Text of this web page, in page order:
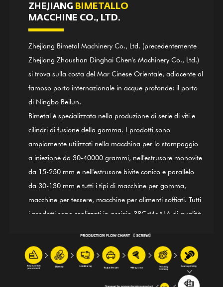
ZHEJIANG BIMETALLO
MACCHINE CO., LTD.
Zhejiang Bimetal Machinery Co., Ltd. (precedentemente
Zhejiang Zhoushan Dinghai Chen's Machinery Co., Ltd.)
si trova sulla costa del Mar Cinese Orientale, adiacente al
famoso porto internazionale in acque profonde: il porto
di Ningbo Beilun.
Bimetal è specializzata nella produzione di serie di viti e
cilindri di fusione della gomma. I prodotti sono
ampiamente utilizzati nella macchina per lo stampaggio
a iniezione da 30-40000 grammi, nell'estrusore monovite
da 15-250 mm e nell'estrusore bivite conico e parallelo
da 30-130 mm e tutti i tipi di macchine per gomma,
macchine per tessere, macchine per alimenti soffiati. Tutti
i prodotti sono realizzati in acciaio 38CrMoALA di qualità.
sistema di controllo qualità internazionale ISO9002, i
prodotti sono in linea con gli standard internazionali.
Anche il cilindro a vite in lega a base di nichel GⅡ 113